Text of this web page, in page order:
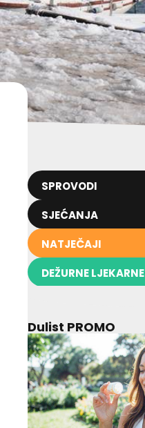
SPROVODI
SJEĆANJA
NATJEČAJI
DEŽURNE LJEKARNE
Dulist PROMO